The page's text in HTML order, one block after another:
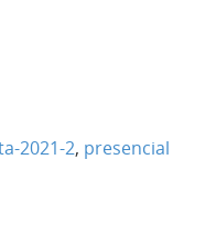
2021-2, presencial